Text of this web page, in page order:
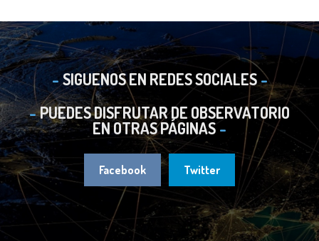
SIGUENOS EN REDES SOCIALES
PUEDES DISFRUTAR DE OBSERVATORIO
EN OTRAS PÁGINAS
Facebook Twitter